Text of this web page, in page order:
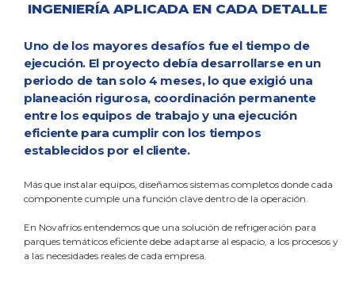
INGENIERÍA APLICADA EN CADA DETALLE
Uno de los mayores desafíos fue el tiempo de
ejecución. El proyecto debía desarrollarse en un
periodo de tan solo 4 meses, lo que exigió una
planeación rigurosa, coordinación permanente
entre los equipos de trabajo y una ejecución
eficiente para cumplir con los tiempos
establecidos por el cliente.
Más que instalar equipos, diseñamos sistemas completos donde cada
componente cumple una función clave dentro de la operación.
En Novafríos entendemos que una solución de refrigeración para
parques temáticos eficiente debe adaptarse al espacio, a los procesos y
a las necesidades reales de cada empresa.